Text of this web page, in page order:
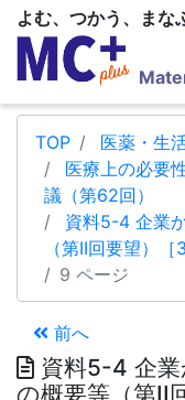
よむ、つかう、まな
TOP
医薬・生
医療上の必要
議（第62回）
資料5-4 企業
（第II回要望）［
9 ページ
前へ
資料5-4 企
の概要等（第II